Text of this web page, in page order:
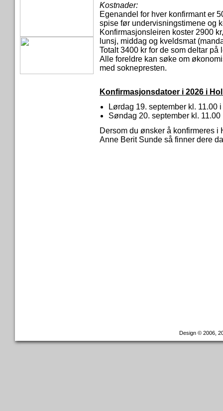
Kostnader:
Egenandel for hver konfirmant er
spise før undervisningstimene og
Konfirmasjonsleiren koster 2900
lunsj, middag og kveldsmat
Totalt 3400 kr for de som deltar på
Alle foreldre kan søke om
med soknepresten.
Konfirmasjonsdatoer i 2026 i
Lørdag 19. september kl. 11.00
Søndag 20. september kl.
Dersom du ønsker å konfirmeres i
Anne Berit Sunde så finner dere
Design © 2006,